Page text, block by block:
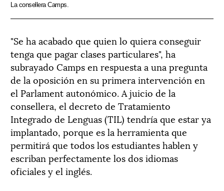
La consellera Camps.
"Se ha acabado que quien lo quiera conseguir
tenga que pagar clases particulares", ha
subrayado Camps en respuesta a una pregunta
de la oposición en su primera intervención en
el Parlament autonómico. A juicio de la
consellera, el decreto de Tratamiento
Integrado de Lenguas (TIL) tendría que estar ya
implantado, porque es la herramienta que
permitirá que todos los estudiantes hablen y
escriban perfectamente los dos idiomas
oficiales y el inglés.